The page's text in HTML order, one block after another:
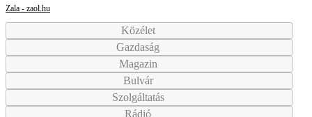
Zala - zaol.hu
Közélet
Gazdaság
Magazin
Bulvár
Szolgáltatás
Rádió